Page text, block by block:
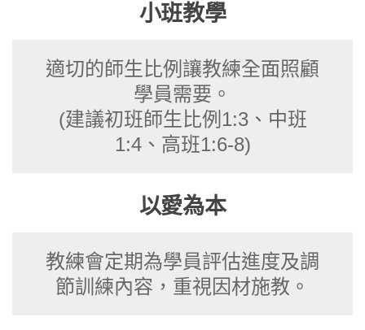
小班教學
適切的師生比例讓教練全面照顧
學員需要。
(建議初班師生比例1:3、中班
1:4、高班1:6-8)
以愛為本
教練會定期為學員評估進度及調
節訓練內容，重視因材施教。